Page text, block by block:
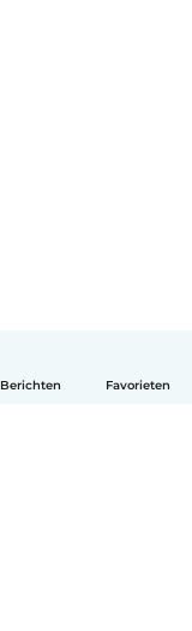
Berichten Favorieten